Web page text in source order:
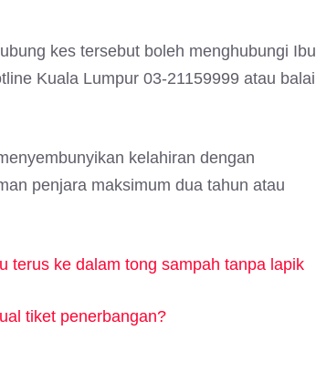
kes tersebut boleh menghubungi Ibu
Kuala Lumpur 03-21159999 atau balai
kelahiran dengan
penjara maksimum dua tahun atau
terus ke dalam tong sampah tanpa lapik
tiket penerbangan?